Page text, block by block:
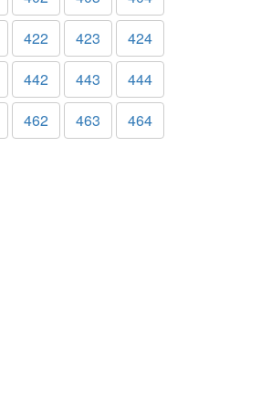
422 423
424
442 443
444
462 463 464